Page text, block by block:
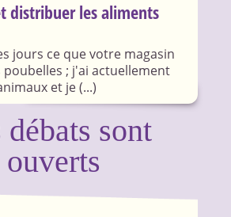
distribuer les aliments
jours ce que votre magasin
poubelles ; j'ai actuellement
et je (...)
débats sont
ouverts